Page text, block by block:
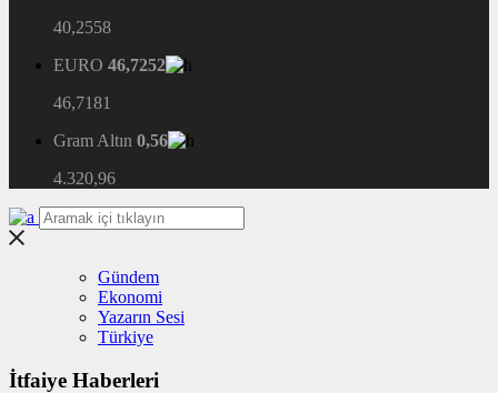
40,2558
EURO 46,7252
46,7181
Gram Altın 0,56
4.320,96
Gündem
Ekonomi
Yazarın Sesi
Türkiye
İtfaiye Haberleri